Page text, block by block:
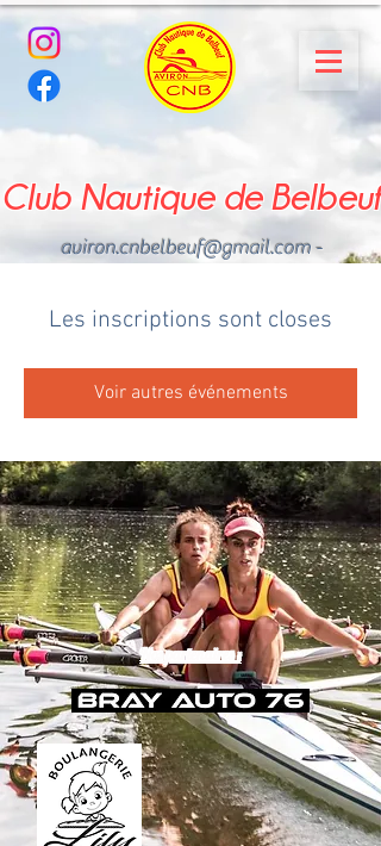
Club Nautique de Belbeuf
aviron.cnbelbeuf@gmail.com-
Les inscriptions sont closes
Voir autres événements
Nos partenaires :